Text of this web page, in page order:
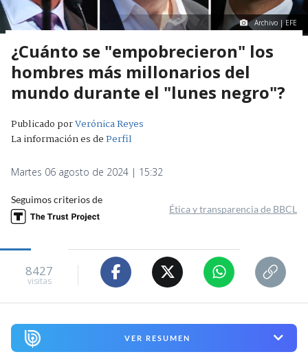
Archivo | EFE
¿Cuánto se "empobrecieron" los
hombres más millonarios del
mundo durante el "lunes negro"?
Publicado porVerónica Reyes
La información es dePerfil
Martes 06 agosto de 2024 | 15:32
Seguimos criterios de
Ética y transparencia de BBCL
8427
visitas
VER RESUMEN